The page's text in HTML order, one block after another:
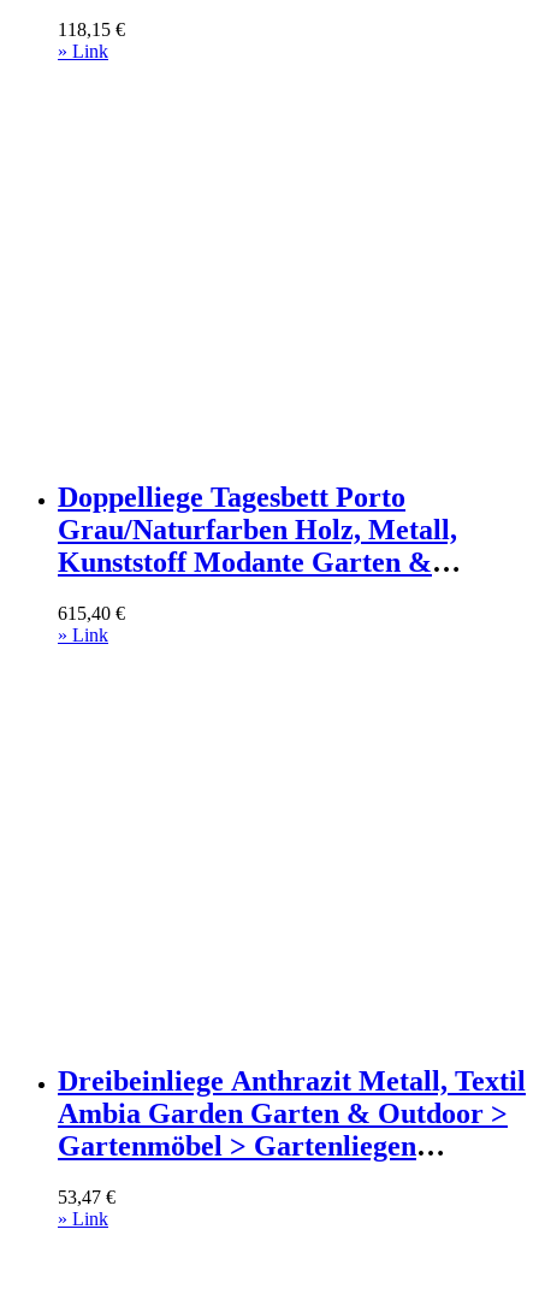
118,15 €
» Link
Doppelliege Tagesbett Porto
Grau/Naturfarben Holz, Metall,
Kunststoff Modante Garten &
Gartenliegen Grau
615,40 €
» Link
Dreibeinliege Anthrazit Metall, Textil
Ambia Garden Garten & Outdoor >
Gartenmöbel > Gartenliegen
53,47 €
» Link